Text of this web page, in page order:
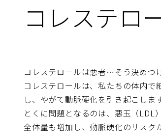
コレステロ
コレステロールは悪者…そう決めつ
コレステロールは、私たちの体内
し、やがて動脈硬化を引き起こします
とくに問題となるのは、悪玉（LDL
全体量も増加し、動脈硬化のリスク